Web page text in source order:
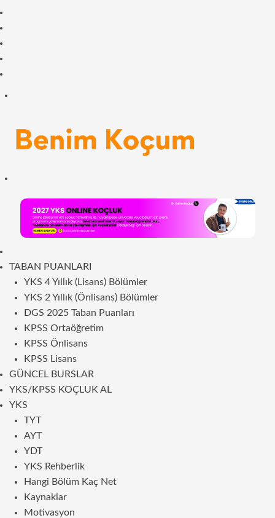
TABAN PUANLARI
YKS 4 Yıllık (Lisans) Bölümler
YKS 2 Yıllık (Önlisans) Bölümler
DGS 2025 Taban Puanları
KPSS Ortaöğretim
KPSS Önlisans
KPSS Lisans
GÜNCEL BURSLAR
YKS/KPSS KOÇLUK AL
YKS
TYT
AYT
YDT
YKS Rehberlik
Hangi Bölüm Kaç Net
Kaynaklar
Motivasyon